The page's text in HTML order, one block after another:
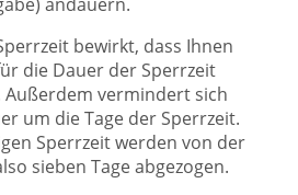
bewirkt, dass Ihnen
die Dauer der Sperrzeit
Außerdem vermindert sich
um die Tage der Sperrzeit.
Sperrzeit werden von der
sieben Tage abgezogen.